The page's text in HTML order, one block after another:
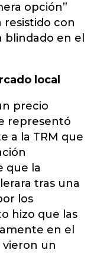
opción”
resistido con
en el
local
precio
representó
a la TRM que
que la
tras una
los
hizo que las
en el
vieron un